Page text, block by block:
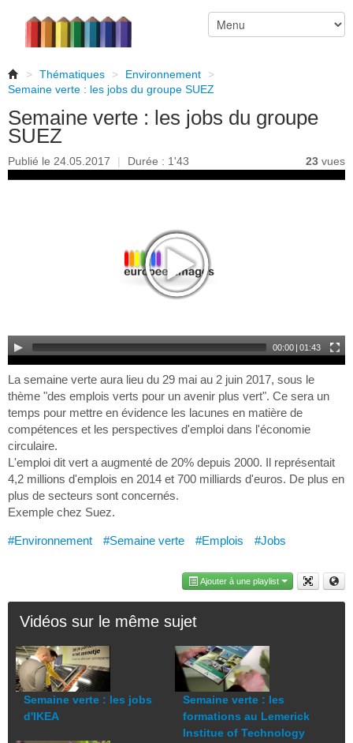
> Thématiques > Environnement
>
Semaine verte : les jobs du groupe SUEZ
Semaine verte : les jobs du groupe
SUEZ
Publié le 24.05.2017 | Durée : 1'43 23 vues
00:00 | 01:43
La semaine verte aura lieu du 29 mai au 2 juin 2017, sous le
thème "des emplois verts pour un avenir plus vert". Ce sera un
temps pour mettre en évidence les lacunes en matière de
compétences et les perspectives d'emploi dans l'économie
circulaire.
L'emploi dit vert a augmenté de 20% depuis 2000. Il représentait
4,2 millions d'emplois en 2014 et 700 milliards d'euros. De plus en
plus de secteurs sont concernés.
Exemple chez Suez.
#Environnement #Semaine verte #Emplois #Jobs
Ajouter à une playlist
Vidéos sur le même sujet
Semaine verte : les jobs
d'IKEA
Semaine verte : les
formations au Lemerick
Institue of Technology